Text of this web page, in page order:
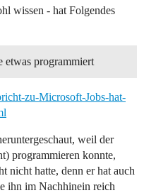
wissen - hat Folgendes
etwas programmiert
zu-Microsoft-Jobs-hat-
weil der
programmieren konnte,
nicht hatte, denn er hat auch
ihn im Nachhinein reich